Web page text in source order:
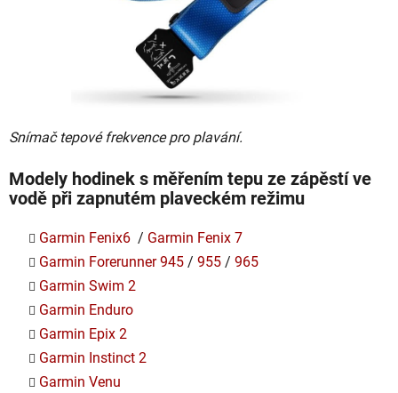
Snímač tepové frekvence pro plavání.
Modely hodinek s měřením tepu ze zápěstí ve
vodě při zapnutém plaveckém režimu
Garmin Fenix6 / Garmin Fenix 7
Garmin Forerunner 945 / 955 / 965
Garmin Swim 2
Garmin Enduro
Garmin Epix 2
Garmin Instinct 2
Garmin Venu